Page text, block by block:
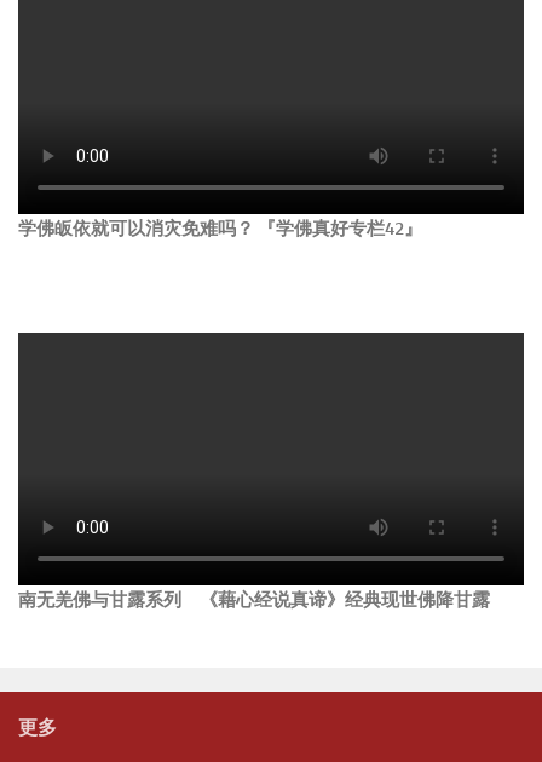
学佛皈依就可以消灾免难吗？ 『学佛真好专栏42』
南无羌佛与甘露系列 《藉心经说真谛》经典现世佛降甘露
更多